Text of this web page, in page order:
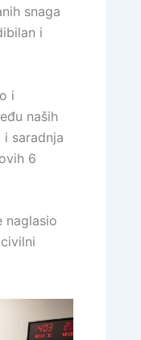
snaga
i
i
naših
saradnja
6
naglasio